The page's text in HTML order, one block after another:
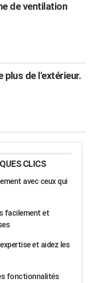
de ventilation
plus de l'extérieur.
CLICS
avec ceux qui
facilement et
et aidez les
fonctionnalités